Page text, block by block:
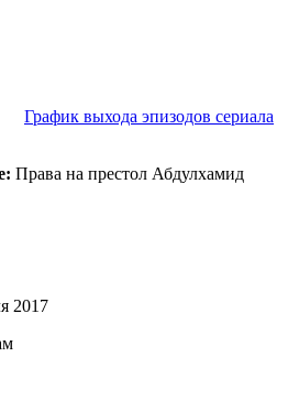
График выхода эпизодов сериала
Права на престол Абдулхамид
2017